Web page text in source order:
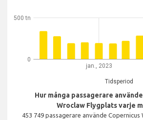
jan., 2023
Tidsperiod
0
500 tn
Hur många passagerare
Wroclaw Flygplats varje
453 749 passagerare använde Copernicus